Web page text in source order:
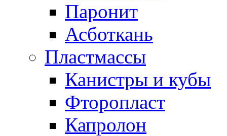
Паронит
Асботкань
Пластмассы
Канистры и кубы
Фторопласт
Капролон